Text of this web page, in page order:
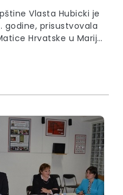
Vlasta Hubicki je
godine, prisustvovala
Hrvatske u Mariji